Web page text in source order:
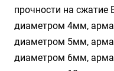
прочности на сжатие
диаметром 4мм,
диаметром 5мм,
диаметром 6мм,